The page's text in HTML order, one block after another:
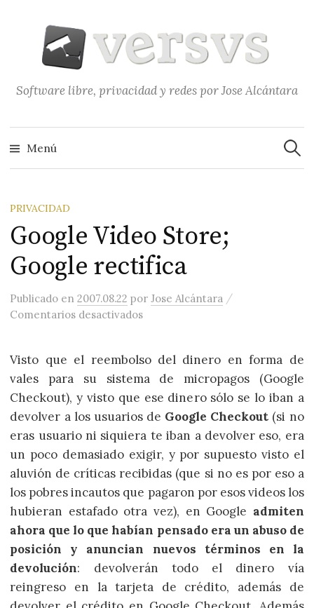
contenido
Software libre, privacidad y redes por Jose Alcántara
Menú
PRIVACIDAD
Google Video Store;
Google rectifica
Publicado en2007.08.22 porJose Alcántara /
Comentarios desactivadosen Google Video Store; Google
Visto que el reembolso del dinero en forma de
vales para su sistema de micropagos (Google
Checkout), y visto que ese dinero sólo se lo iban a
devolver a los usuarios de Google Checkout (si no
eras usuario ni siquiera te iban a devolver eso, era
un poco demasiado exigir, y por supuesto visto el
aluvión de críticas recibidas (que si no es por eso a
los pobres incautos que pagaron por esos videos los
hubieran estafado otra vez), en Google admiten
ahora que lo que habían pensado era un abuso de
posición y anuncian nuevos términos en la
devolución: devolverán todo el dinero vía
reingreso en la tarjeta de crédito, además de